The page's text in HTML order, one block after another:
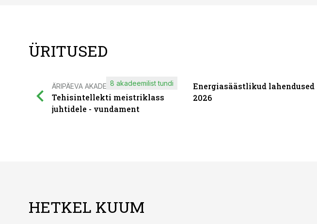
ÜRITUSED
ÄRIPÄEVA AKADEEMIA
Tehisintellekti meistriklass
juhtidele - vundament
8 akadeemilist tundi
Energiasäästlikud lahendused
2026
HETKEL KUUM